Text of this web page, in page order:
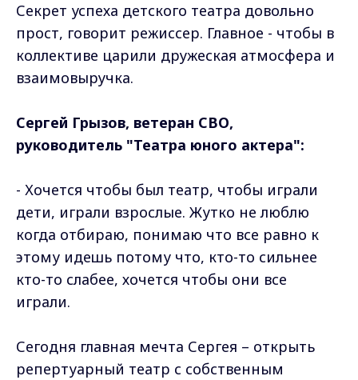
Секрет успеха детского театра довольно
прост, говорит режиссер. Главное - чтобы в
коллективе царили дружеская атмосфера и
взаимовыручка.
Сергей Грызов, ветеран СВО,
руководитель "Театра юного актера":
- Хочется чтобы был театр, чтобы играли
дети, играли взрослые. Жутко не люблю
когда отбираю, понимаю что все равно к
этому идешь потому что, кто-то сильнее
кто-то слабее, хочется чтобы они все
играли.
Сегодня главная мечта Сергея – открыть
репертуарный театр с собственным